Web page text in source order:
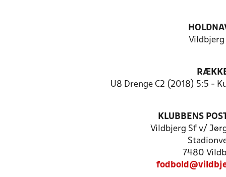
Vildbjerg
U8 Drenge C2 (2018) 5:5 -
KLUBBENS
Vildbjerg Sf v/
7480